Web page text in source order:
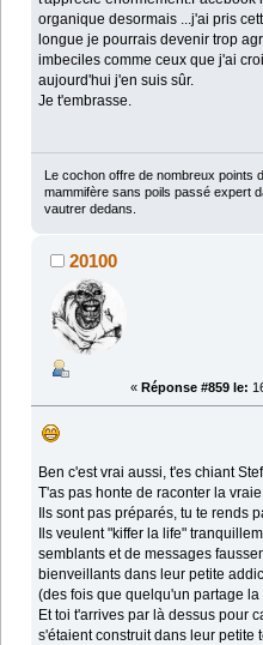
organique desormais ...j'ai pris
longue je pourrais devenir trop
imbeciles comme ceux que j'ai
aujourd'hui j'en suis sûr.
Je t'embrasse.
Le cochon offre de nombreux points
mammifère sans poils passé expert
vautrer dedans.
20100
« Réponse #859 le:
Ben c'est vrai aussi, t'es chiant
T'as pas honte de raconter la
Ils sont pas préparés, tu te rends
Ils veulent "kiffer la life"
semblants et de messages
bienveillants dans leur petite
(des fois que quelqu'un partage
Et toi t'arrives par là dessus pour
s'étaient construit dans leur petite